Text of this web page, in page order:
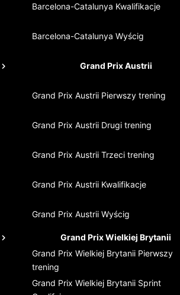
Barcelona-Catalunya Kwalifikacje
Barcelona-Catalunya Wyścig
Grand Prix Austrii
Grand Prix Austrii Pierwszy trening
Grand Prix Austrii Drugi trening
Grand Prix Austrii Trzeci trening
Grand Prix Austrii Kwalifikacje
Grand Prix Austrii Wyścig
Grand Prix Wielkiej Brytanii
Grand Prix Wielkiej Brytanii Pierwszy
trening
Grand Prix Wielkiej Brytanii Sprint